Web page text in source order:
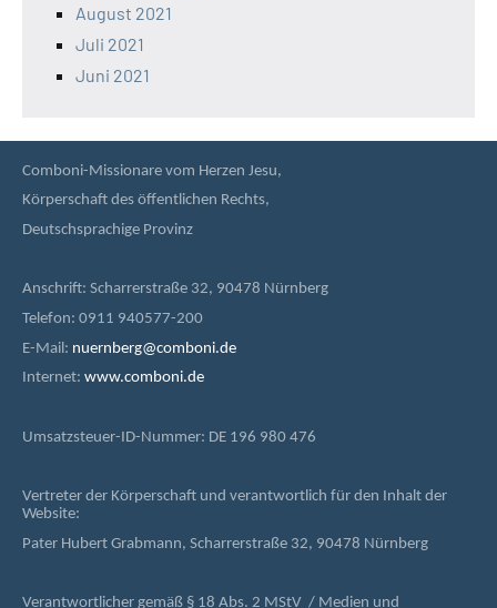
August 2021
Juli 2021
Juni 2021
Comboni-Missionare vom Herzen Jesu,
Körperschaft des öffentlichen Rechts,
Deutschsprachige Provinz
Anschrift: Scharrerstraße 32, 90478 Nürnberg
Telefon: 0911 940577-200
E-Mail: nuernberg@comboni.de
Internet: www.comboni.de
Umsatzsteuer-ID-Nummer: DE 196 980 476
Vertreter der Körperschaft und verantwortlich für den Inhalt der
Website:
Pater Hubert Grabmann, Scharrerstraße 32, 90478 Nürnberg
Verantwortlicher gemäß § 18 Abs. 2 MStV / Medien und